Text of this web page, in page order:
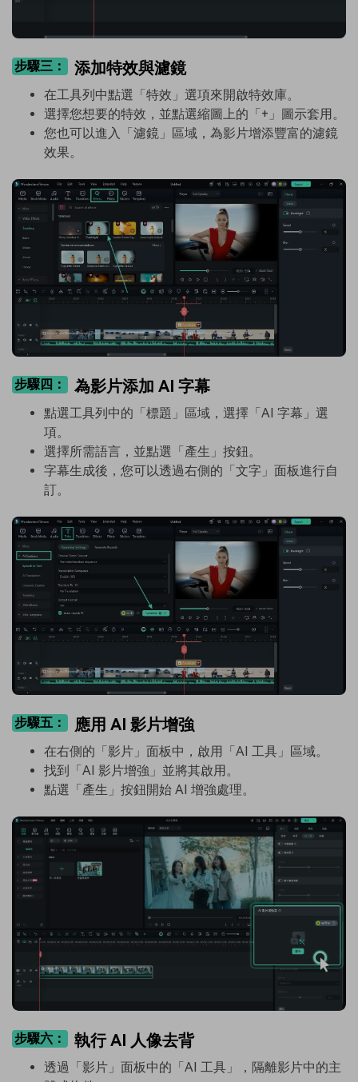
步驟三： 添加特效與濾鏡
在工具列中點選「特效」選項來開啟特效庫。
選擇您想要的特效，並點選縮圖上的「+」圖示套用。
您也可以進入「濾鏡」區域，為影片增添豐富的濾鏡
效果。
步驟四： 為影片添加 AI 字幕
點選工具列中的「標題」區域，選擇「AI 字幕」選
項。
選擇所需語言，並點選「產生」按鈕。
字幕生成後，您可以透過右側的「文字」面板進行自
訂。
步驟五： 應用 AI 影片增強
在右側的「影片」面板中，啟用「AI 工具」區域。
找到「AI 影片增強」並將其啟用。
點選「產生」按鈕開始 AI 增強處理。
步驟六： 執行 AI 人像去背
透過「影片」面板中的「AI 工具」，隔離影片中的主